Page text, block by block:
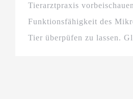
Tierarztpraxis
Funktionsfähigkeit des
Tier überpüfen zu lassen.